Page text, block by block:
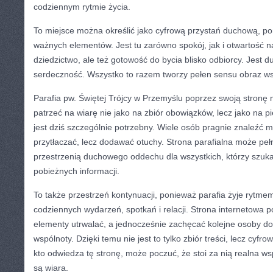
codziennym rytmie życia.
To miejsce można określić jako cyfrową przystań duchową,
ważnych elementów. Jest tu zarówno spokój, jak i otwartość
dziedzictwo, ale też gotowość do bycia blisko odbiorcy. Jest
serdeczność. Wszystko to razem tworzy pełen sensu obraz
Parafia pw. Świętej Trójcy w Przemyślu poprzez swoją stronę
patrzeć na wiarę nie jako na zbiór obowiązków, lecz jako na
jest dziś szczególnie potrzebny. Wiele osób pragnie znaleźć
przytłaczać, lecz dodawać otuchy. Strona parafialna może
przestrzenią duchowego oddechu dla wszystkich, którzy
pobieżnych informacji.
To także przestrzeń kontynuacji, ponieważ parafia żyje
codziennych wydarzeń, spotkań i relacji. Strona internetowa
elementy utrwalać, a jednocześnie zachęcać kolejne osoby
wspólnoty. Dzięki temu nie jest to tylko zbiór treści, lecz
kto odwiedza tę stronę, może poczuć, że stoi za nią realna
są wiara.